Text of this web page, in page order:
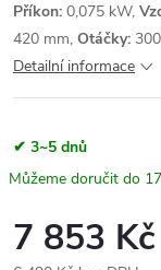
Příkon: 0,075 kW,
420 mm, Otáčky:
Detailní informace
✔ 3~5 dnů
7 853 Kč